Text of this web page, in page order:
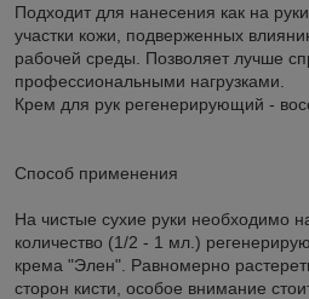
Подходит для нанесения как на
участки кожи, подверженных
рабочей среды. Позволяет лучше
профессиональными нагрузками.
Крем для рук регенерирующий -
Способ применения
На чистые сухие руки необходимо
количество (1/2 - 1 мл.)
крема "Элен". Равномерно
сторон кисти, особое внимание